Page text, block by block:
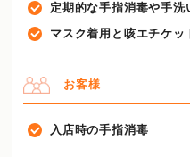
定期的な手指消毒や手洗
マスク着用と咳エチケッ
お客様
入店時の手指消毒